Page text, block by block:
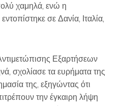
χαμηλά, ενώ η
σε Δανία, Ιταλία,
Εξαρτήσεων
σχολίασε τα ευρήματα της
της, εξηγώντας ότι
την έγκαιρη λήψη